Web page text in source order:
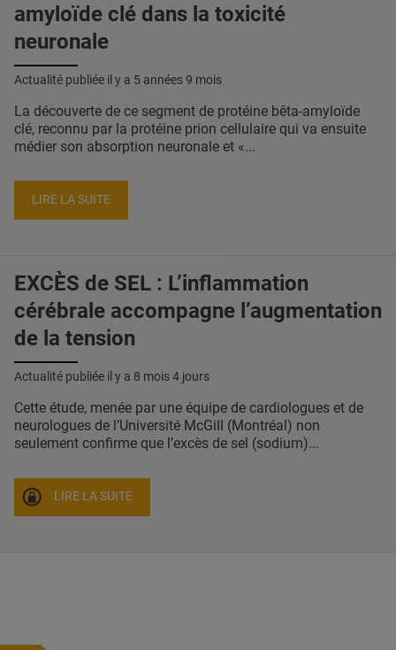
amyloïde clé dans la toxicité
neuronale
Actualité publiée il y a 5 années 9 mois
La découverte de ce segment de protéine bêta-amyloïde
clé, reconnu par la protéine prion cellulaire qui va ensuite
médier son absorption neuronale et «...
LIRE LA SUITE
EXCÈS de SEL : L’inflammation
cérébrale accompagne l’augmentation
de la tension
Actualité publiée il y a 8 mois 4 jours
Cette étude, menée par une équipe de cardiologues et de
neurologues de l’Université McGill (Montréal) non
seulement confirme que l’excès de sel (sodium)...
LIRE LA SUITE